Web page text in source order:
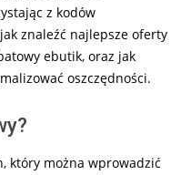
z kodów
znaleźć najlepsze oferty
ebutik, oraz jak
oszczędności.
który można wprowadzić